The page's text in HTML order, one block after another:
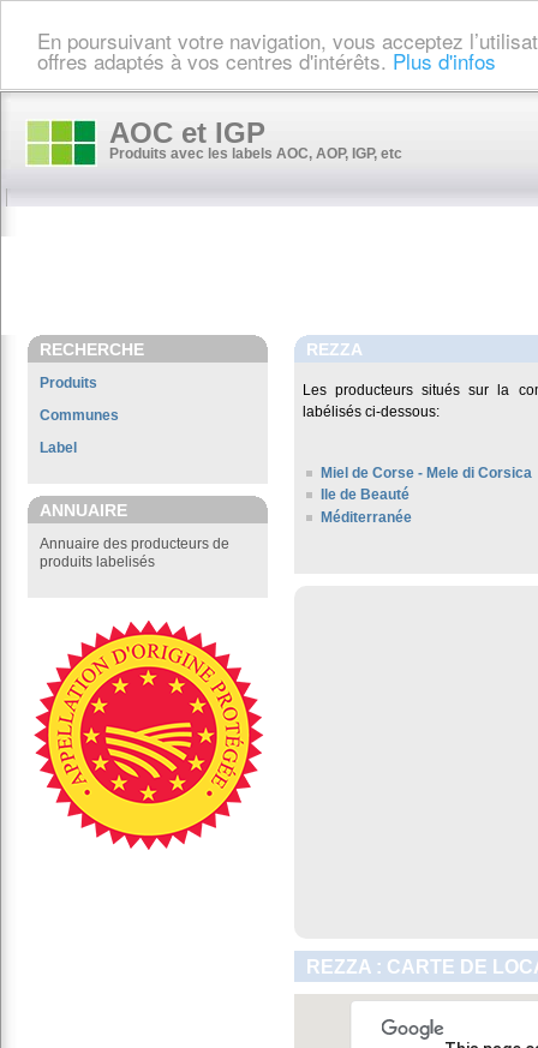
En poursuivant votre navigation, vous acceptez
offres adaptés à vos centres d'intérêts. Plus d'infos
AOC et IGP
Produits avec les labels AOC, AOP, IGP, etc
RECHERCHE
Produits
Communes
Label
ANNUAIRE
Annuaire des producteurs de
produits labelisés
REZZA
Les producteurs situés sur la
labélisés ci-dessous:
Miel de Corse - Mele di Corsica
Ile de Beauté
Méditerranée
REZZA : CARTE DE